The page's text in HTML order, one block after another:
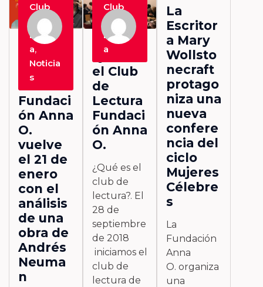
Club
de
Lectur
a,
Noticia
s
El Club
de
Lectura
Fundaci
ón Anna
O.
vuelve
el 21 de
enero
con el
análisis
de una
obra de
Andrés
Neuma
n
Club
de
Lectur
a
Qué es
el Club
de
Lectura
Fundaci
ón Anna
O.
¿Qué es el
club de
lectura?. El
28 de
septiembre
de 2018
iniciamos el
club de
lectura de
La
Escritor
a Mary
Wollsto
necraft
protago
niza una
nueva
confere
ncia del
ciclo
Mujeres
Célebre
s
La
Fundación
Anna
O. organiza
una